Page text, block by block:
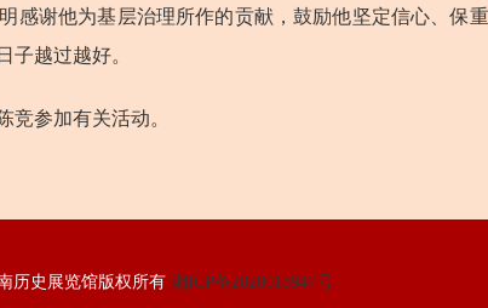
感谢他为基层治理所作的贡献，鼓励他坚定信心、保
子越过越好。
竞参加有关活动。
历史展览馆版权所有 湘ICP备2020018947号